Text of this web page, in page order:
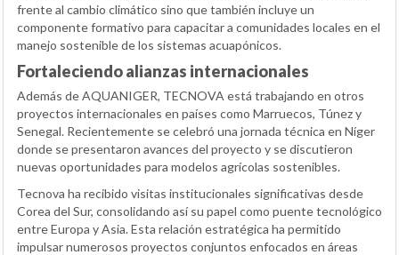
frente al cambio climático sino que también incluye un
componente formativo para capacitar a comunidades locales en el
manejo sostenible de los sistemas acuapónicos.
Fortaleciendo alianzas internacionales
Además de AQUANIGER, TECNOVA está trabajando en otros
proyectos internacionales en países como Marruecos, Túnez y
Senegal. Recientemente se celebró una jornada técnica en Níger
donde se presentaron avances del proyecto y se discutieron
nuevas oportunidades para modelos agrícolas sostenibles.
Tecnova ha recibido visitas institucionales significativas desde
Corea del Sur, consolidando así su papel como puente tecnológico
entre Europa y Asia. Esta relación estratégica ha permitido
impulsar numerosos proyectos conjuntos enfocados en áreas